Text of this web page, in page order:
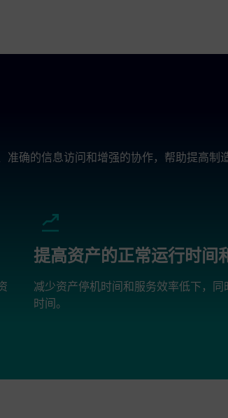
确的信息访问和增强的协作，帮助提高制
提高资产的正常运行时间
减少资产停机时间和服务效率低下，同
时间。